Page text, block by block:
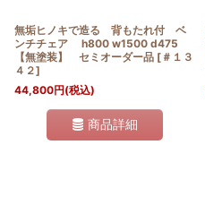
無垢ヒノキで造る 背もたれ付 ベ
ンチチェア h800 w1500 d475
【無塗装】 セミオーダー品 [ ＃１３
４２]
44,800円(税込)
商品詳細